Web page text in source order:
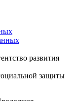
развития
защиты